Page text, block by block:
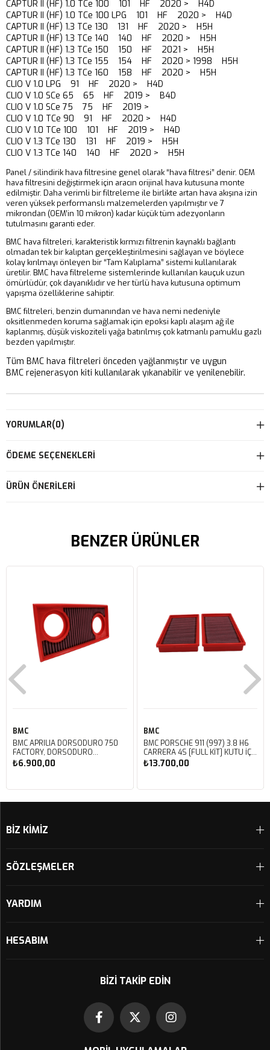
CAPTUR II (HF) 1.0 TCe 100 101 HF 2020 > H4D
CAPTUR II (HF) 1.0 TCe 100 LPG 101 HF 2020 > H4D
CAPTUR II (HF) 1.3 TCe 130 131 HF 2020 > H5H
CAPTUR II (HF) 1.3 TCe 140 140 HF 2020 > H5H
CAPTUR II (HF) 1.3 TCe 150 150 HF 2021 > H5H
CAPTUR II (HF) 1.3 TCe 155 154 HF 2020 > 1998 H5H
CAPTUR II (HF) 1.3 TCe 160 158 HF 2020 > H5H
CLIO V 1.0 LPG 91 HF 2020 > H4D
CLIO V 1.0 SCe 65 65 HF 2019 > B4D
CLIO V 1.0 SCe 75 75 HF 2019 >
CLIO V 1.0 TCe 90 91 HF 2020 > H4D
CLIO V 1.0 TCe 100 101 HF 2019 > H4D
CLIO V 1.3 TCe 130 131 HF 2019 > H5H
CLIO V 1.3 TCe 140 140 HF 2020 > H5H
Panel / silindirik hava filtresine genel olarak “hava filtresi” denir. OEM
hava filtresini değiştirmek için aracın orijinal hava kutusuna monte
edilmiştir. Daha verimli bir filtreleme ile birlikte artan hava akışına izin
veren yüksek performanslı malzemelerden yapılmıştır ve 7
mikrondan (OEM’in 10 mikron) kadar küçük tüm adezyonların
tutulmasını garanti eder.
BMC hava filtreleri, karakteristik kırmızı filtrenin kaynaklı bağlantı
olmadan tek bir kalıptan gerçekleştirilmesini sağlayan ve böylece
kolay kırılmayı önleyen bir “Tam Kalıplama” sistemi kullanılarak
üretilir. BMC hava filtreleme sistemlerinde kullanılan kauçuk uzun
ömürlüdür, çok dayanıklıdır ve her türlü hava kutusuna optimum
yapışma özelliklerine sahiptir.
BMC filtreleri, benzin dumanından ve hava nemi nedeniyle
oksitlenmeden koruma sağlamak için epoksi kaplı alaşım ağ ile
kaplanmış, düşük viskoziteli yağa batırılmış çok katmanlı pamuklu gazlı
bezden yapılmıştır.
Tüm BMC hava filtreleri önceden yağlanmıştır ve uygun
BMC rejenerasyon kiti kullanılarak yıkanabilir ve yenilenebilir.
YORUMLAR(0)
ÖDEME SEÇENEKLERI
ÜRÜN ÖNERILERI
BENZER ÜRÜNLER
BMC
BMC APRILIA DORSODURO 750
FACTORY, DORSODURO
900, SHIVER 750 GT, SHIVER
750 KUTU İÇİ PERFORMANS
₺6.900,00
BMC
BMC PORSCHE 911 (997) 3.8 H6
CARRERA 4S [FULL KIT] KUTU İÇİ
PERFORMANS HAVA FİLTRESİ
FB468/20
₺13.700,00
BİZ KİMİZ
SÖZLEŞMELER
YARDIM
HESABIM
BIZI TAKIP EDIN